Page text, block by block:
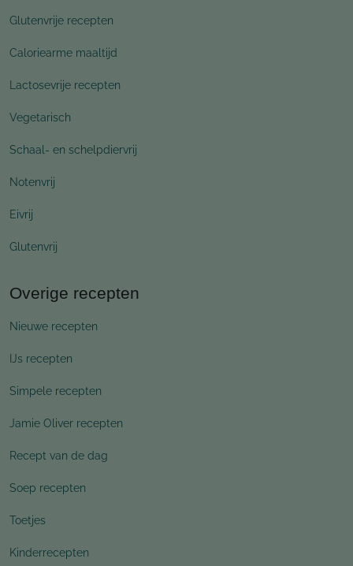
Glutenvrije recepten
Caloriearme maaltijd
Lactosevrije recepten
Vegetarisch
Schaal- en schelpdiervrij
Notenvrij
Eivrij
Glutenvrij
Overige recepten
Nieuwe recepten
IJs recepten
Simpele recepten
Jamie Oliver recepten
Recept van de dag
Soep recepten
Toetjes
Kinderrecepten